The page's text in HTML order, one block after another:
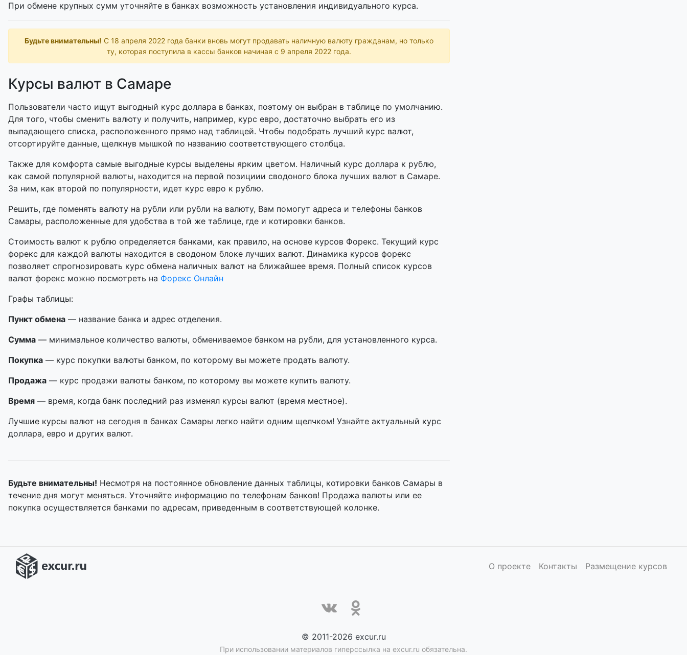
При обмене крупных сумм уточняйте в банках возможность установления индивидуального курса.
Будьте внимательны! С 18 апреля 2022 года банки вновь могут продавать наличную валюту гражданам, но только
ту, которая поступила в кассы банков начиная с 9 апреля 2022 года.
Курсы валют в Самаре
Пользователи часто ищут выгодный курс доллара в банках, поэтому он выбран в таблице по умолчанию.
Для того, чтобы сменить валюту и получить, например, курс евро, достаточно выбрать его из
выпадающего списка, расположенного прямо над таблицей. Чтобы подобрать лучший курс валют,
отсортируйте данные, щелкнув мышкой по названию соответствующего столбца.
Также для комфорта самые выгодные курсы выделены ярким цветом. Наличный курс доллара к рублю,
как самой популярной валюты, находится на первой позициии сводоного блока лучших валют в Самаре.
За ним, как второй по популярности, идет курс евро к рублю.
Решить, где поменять валюту на рубли или рубли на валюту, Вам помогут адреса и телефоны банков
Самары, расположенные для удобства в той же таблице, где и котировки банков.
Стоимость валют к рублю определяется банками, как правило, на основе курсов Форекс. Текущий курс
форекс для каждой валюты находится в сводоном блоке лучших валют. Динамика курсов форекс
позволяет спрогнозировать курс обмена наличных валют на ближайшее время. Полный список курсов
валют форекс можно посмотреть на Форекс Онлайн
Графы таблицы:
Пункт обмена — название банка и адрес отделения.
Сумма — минимальное количество валюты, обмениваемое банком на рубли, для установленного курса.
Покупка — курс покупки валюты банком, по которому вы можете продать валюту.
Продажа — курс продажи валюты банком, по которому вы можете купить валюту.
Время — время, когда банк последний раз изменял курсы валют (время местное).
Лучшие курсы валют на сегодня в банках Самары легко найти одним щелчком! Узнайте актуальный курс
доллара, евро и других валют.
Будьте внимательны! Несмотря на постоянное обновление данных таблицы, котировки банков Самары в
течение дня могут меняться. Уточняйте информацию по телефонам банков! Продажа валюты или ее
покупка осуществляется банками по адресам, приведенным в соответствующей колонке.
О проекте Контакты Размещение курсов
© 2011-2026 excur.ru
При использовании материалов гиперссылка на excur.ru обязательна.